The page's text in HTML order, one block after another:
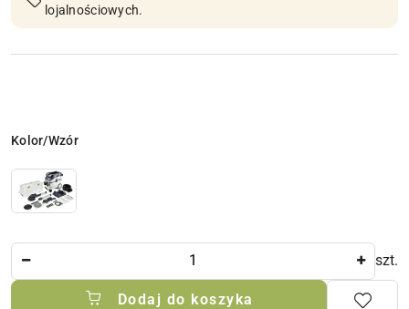
lojalnościowych.
Wariant
Kolor/Wzór
szt.
Dodaj do koszyka